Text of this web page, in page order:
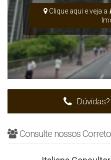
Clique aqui e veja a
Consulte nossos